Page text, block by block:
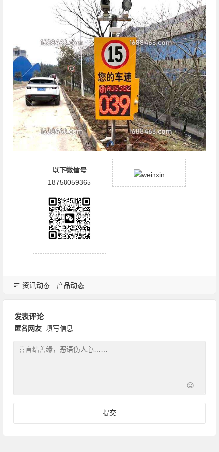
以下微信号
18758059365
资讯动态 产品动态
发表评论
匿名网友 填写信息